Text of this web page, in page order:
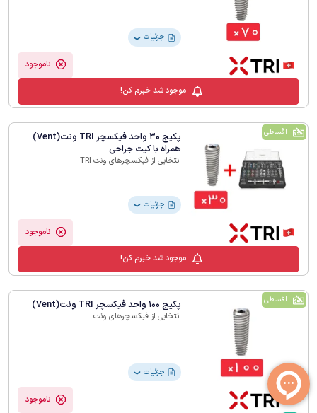
جزئیات ❯
ناموجود
موجود شد خبرم کن!
اقساطی
پکیج 30 واحد فیکسچر TRI ونت(Vent)
همراه با کیت جراحی
انتخابی از فیکسچرهای ونت TRI
جزئیات ❯
ناموجود
موجود شد خبرم کن!
اقساطی پکیج 100 واحد فیکسچر TRI ونت(Vent)
انتخابی از فیکسچرهای ونت
جزئیات ❯
ناموجود